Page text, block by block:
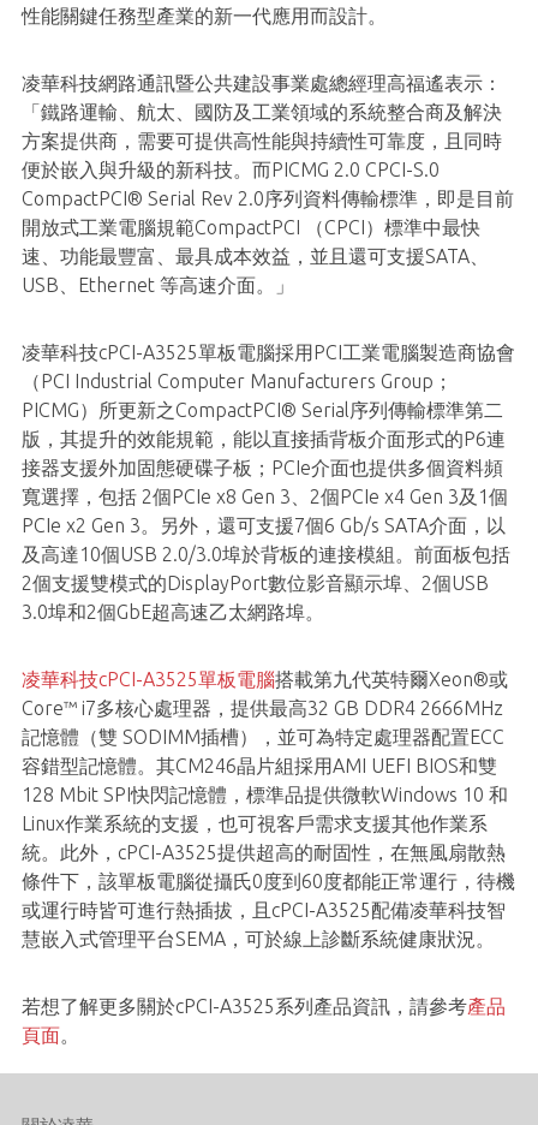
性能關鍵任務型產業的新一代應用而設計。
凌華科技網路通訊暨公共建設事業處總經理高福遙表示：
「鐵路運輸、航太、國防及工業領域的系統整合商及解決
方案提供商，需要可提供高性能與持續性可靠度，且同時
便於嵌入與升級的新科技。而PICMG 2.0 CPCI-S.0
CompactPCI® Serial Rev 2.0序列資料傳輸標準，即是目前
開放式工業電腦規範CompactPCI （CPCI）標準中最快
速、功能最豐富、最具成本效益，並且還可支援SATA、
USB、Ethernet 等高速介面。」
凌華科技cPCI-A3525單板電腦採用PCI工業電腦製造商協會
（PCI Industrial Computer Manufacturers Group；
PICMG）所更新之CompactPCI® Serial序列傳輸標準第二
版，其提升的效能規範，能以直接插背板介面形式的P6連
接器支援外加固態硬碟子板；PCIe介面也提供多個資料頻
寬選擇，包括 2個PCIe x8 Gen 3、2個PCIe x4 Gen 3及1個
PCIe x2 Gen 3。另外，還可支援7個6 Gb/s SATA介面，以
及高達10個USB 2.0/3.0埠於背板的連接模組。前面板包括
2個支援雙模式的DisplayPort數位影音顯示埠、2個USB
3.0埠和2個GbE超高速乙太網路埠。
凌華科技cPCI-A3525單板電腦搭載第九代英特爾Xeon®或
Core™ i7多核心處理器，提供最高32 GB DDR4 2666MHz
記憶體（雙 SODIMM插槽），並可為特定處理器配置ECC
容錯型記憶體。其CM246晶片組採用AMI UEFI BIOS和雙
128 Mbit SPI快閃記憶體，標準品提供微軟Windows 10 和
Linux作業系統的支援，也可視客戶需求支援其他作業系
統。此外，cPCI-A3525提供超高的耐固性，在無風扇散熱
條件下，該單板電腦從攝氏0度到60度都能正常運行，待機
或運行時皆可進行熱插拔，且cPCI-A3525配備凌華科技智
慧嵌入式管理平台SEMA，可於線上診斷系統健康狀況。
若想了解更多關於cPCI-A3525系列產品資訊，請參考產品
頁面。